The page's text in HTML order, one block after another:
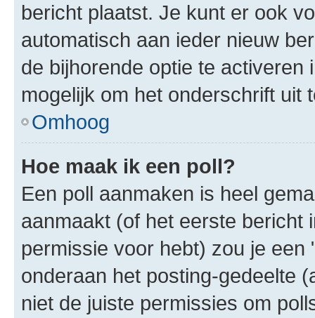
bericht plaatst. Je kunt er ook
automatisch aan ieder nieuw
de bijhorende optie te
mogelijk om het onderschrift uit
Omhoog
Hoe maak ik een poll?
Een poll aanmaken is heel
aanmaakt (of het eerste bericht
permissie voor hebt) zou je
onderaan het posting-gedeelte
niet de juiste permissies om